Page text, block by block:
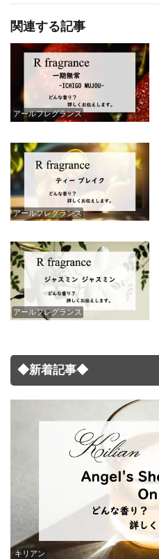
関連する記事
アールフレグランス
アールフレグランス
アールフレグランス
◆新着記事◆
キリアン